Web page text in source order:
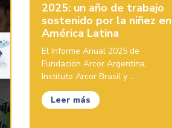
2025: un año de trabajo
sostenido por la niñez en
América Latina
El Informe Anual 2025 de
Fundación Arcor Argentina,
Instituto Arcor Brasil y ...
Leer más